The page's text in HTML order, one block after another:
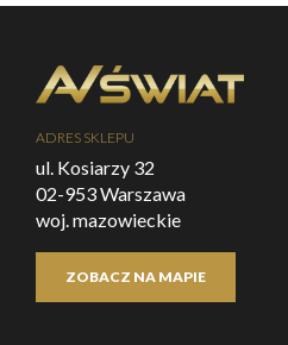
ADRES SKLEPU
ul. Kosiarzy 32
02-953 Warszawa
woj. mazowieckie
ZOBACZ NA MAPIE